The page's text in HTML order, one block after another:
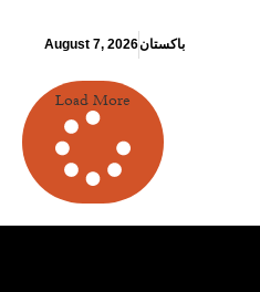
August 7, 2026باكستان
Load More